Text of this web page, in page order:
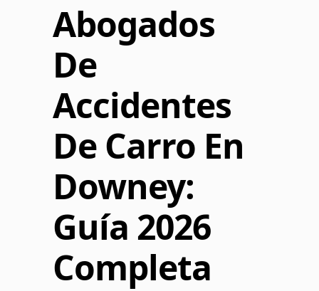
Abogados
De
Accidentes
De Carro En
Downey:
Guía 2026
Completa